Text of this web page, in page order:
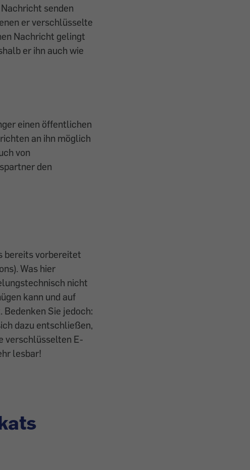
senden
er verschlüsselte
Nachricht gelingt
er ihn auch wie
einen öffentlichen
an ihn möglich
von
den
bereits vorbereitet
Was hier
nicht
kann und auf
Sie jedoch:
dazu entschließen,
verschlüsselten E-
lesbar!